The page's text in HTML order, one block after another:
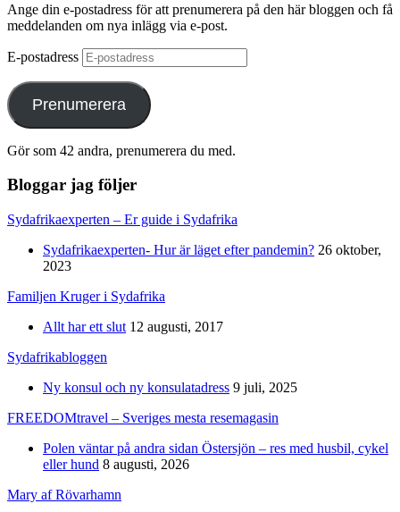
Ange din e-postadress för att prenumerera på den här bloggen och få
meddelanden om nya inlägg via e-post.
E-postadress
Prenumerera
Gör som 42 andra, prenumerera du med.
Bloggar jag följer
Sydafrikaexperten – Er guide i Sydafrika
Sydafrikaexperten- Hur är läget efter pandemin? 26 oktober,
2023
Familjen Kruger i Sydafrika
Allt har ett slut 12 augusti, 2017
Sydafrikabloggen
Ny konsul och ny konsulatadress 9 juli, 2025
FREEDOMtravel – Sveriges mesta resemagasin
Polen väntar på andra sidan Östersjön – res med husbil, cykel
eller hund 8 augusti, 2026
Mary af Rövarhamn